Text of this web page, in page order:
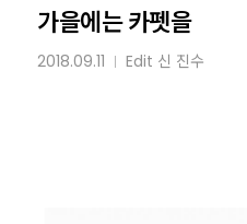
카펫을
가을에는 카펫을
2018.09.11 Edit 신 진수